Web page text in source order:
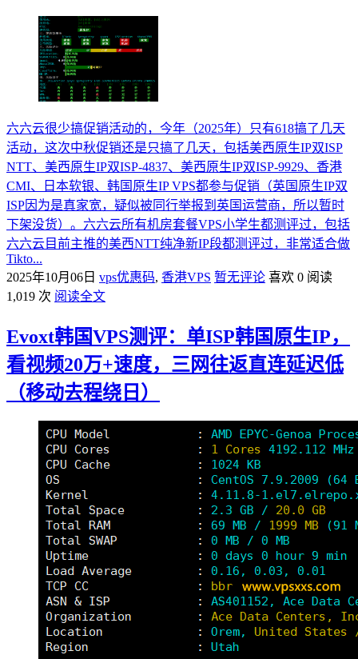
六六云很少搞促销活动的，今年（2025年）只有618搞了几天
活动，这次中秋促销还是只搞了几天，包括美西原生IP双ISP
NTT、美西原生IP双ISP-4837、美西原生IP双ISP-9929、香港
CMI、日本软银、韩国原生IP VPS都参与促销（英国原生IP双
ISP因为是真家宽，疑似被同行举报到英国运营商，所以暂时
下架没货）。六六云所有机房套餐VPS小学生都测评过，包括
六六云目前主推的美西NTT纯净新IP段都测评过，非常适合做
Tikto...
2025年10月06日 vps优惠码, 香港VPS 暂无评论 喜欢 0 阅读
1,019 次 阅读全文
Evoxt韩国VPS测评：单ISP韩国原生IP，
看视频20万+速度，三网往返直连延迟低
（移动去程绕日）